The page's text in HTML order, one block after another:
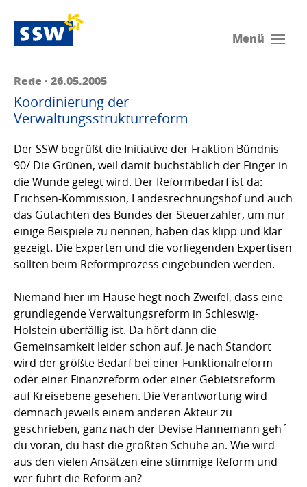
Menü
Rede · 26.05.2005
Koordinierung der
Verwaltungsstrukturreform
Der SSW begrüßt die Initiative der Fraktion Bündnis
90/ Die Grünen, weil damit buchstäblich der Finger in
die Wunde gelegt wird. Der Reformbedarf ist da:
Erichsen-Kommission, Landesrechnungshof und auch
das Gutachten des Bundes der Steuerzahler, um nur
einige Beispiele zu nennen, haben das klipp und klar
gezeigt. Die Experten und die vorliegenden Expertisen
sollten beim Reformprozess eingebunden werden.
Niemand hier im Hause hegt noch Zweifel, dass eine
grundlegende Verwaltungsreform in Schleswig-
Holstein überfällig ist. Da hört dann die
Gemeinsamkeit leider schon auf. Je nach Standort
wird der größte Bedarf bei einer Funktionalreform
oder einer Finanzreform oder einer Gebietsreform
auf Kreisebene gesehen. Die Verantwortung wird
demnach jeweils einem anderen Akteur zu
geschrieben, ganz nach der Devise Hannemann geh´
du voran, du hast die größten Schuhe an. Wie wird
aus den vielen Ansätzen eine stimmige Reform und
wer führt die Reform an?